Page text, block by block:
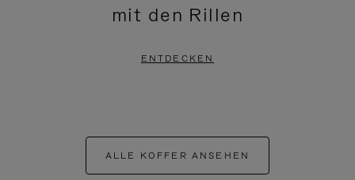
mit den Rillen
ENTDECKEN
ALLE KOFFER ANSEHEN